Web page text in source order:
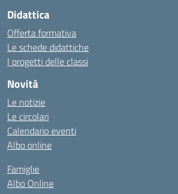
Didattica
Offerta formativa
Le schede didattiche
I progetti delle classi
Novità
Le notizie
Le circolari
Calendario eventi
Albo online
Famiglie
Albo Online